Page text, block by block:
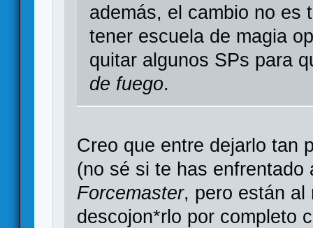
además, el cambio no es
tener escuela de magia
quitar algunos SPs para
de fuego.
Creo que entre dejarlo tan
(no sé si te has enfrentado
Forcemaster, pero están
descojon*rlo por completo